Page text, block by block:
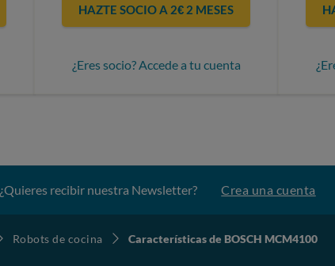
HAZTE SOCIO A 2€ 2 MESES
¿Eres socio? Accede a tu cuenta
¿Quieres recibir nuestra Newsletter? Crea una cuenta
Robots de cocina Características de BOSCH MCM4100